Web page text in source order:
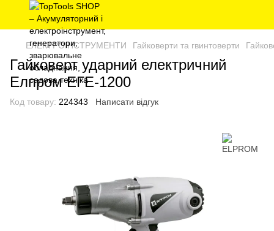
ЕЛЕКТРОІНСТРУМЕНТИ Гайковерти та гвинтоверти
Гайковерт ударний електричний
Елпром ЕГЕ-1200
Код товару: 224343 Написати відгук